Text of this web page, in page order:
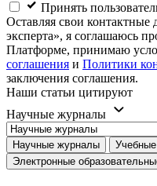
Принять
Оставляя свои
эксперта», я соглашаюсь
Платформе, принимаю
соглашения и Политики
заключения соглашения.
Наши статьи цитируют
Научные журналы
Научные журналы
Электронные